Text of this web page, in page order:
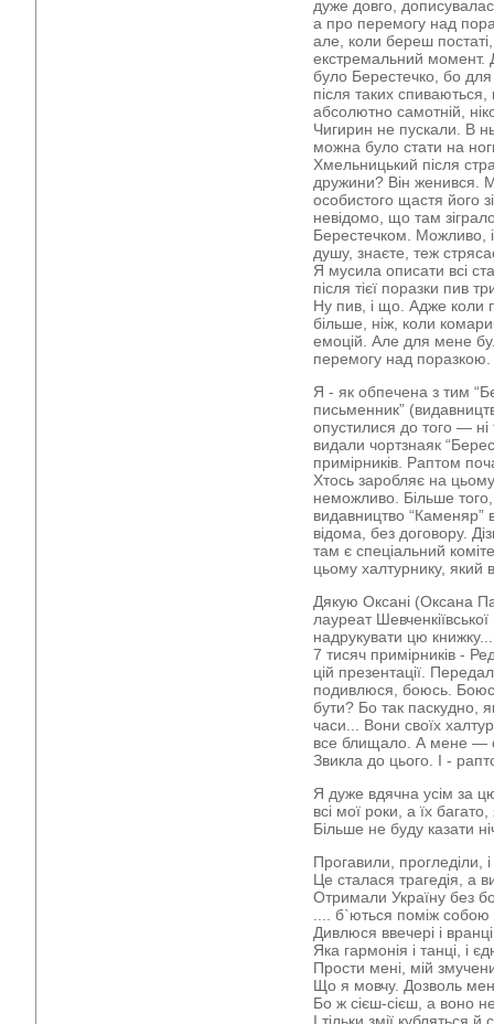
дуже довго,
а про перемогу над
але, коли береш
екстремальний момент.
було Берестечко, бо
після таких
абсолютно самотній,
Чигирин не пускали. В
можна було стати на
Хмельницький після
дружини? Він женився.
особистого щастя його
невідомо, що там
Берестечком. Можливо,
душу, знаєте, теж
Я мусила описати всі
після тієї поразки пив
Ну пив, і що. Адже коли
більше, ніж, коли
емоцій. Але для мене
перемогу над поразкою.
Я - як обпечена з тим
письменник”
опустилися до того —
видали чортзнаяк
примірників. Раптом
Хтось заробляє на
неможливо. Більше
видавництво “Каменяр”
відома, без договору.
там є спеціальний
цьому халтурнику, який
Дякую Оксані (Оксана
лауреат
надрукувати цю
7 тисяч примірників -
цій презентації.
подивлюся, боюсь.
бути? Бо так паскудно,
часи... Вони своїх
все блищало. А мене —
Звикла до цього. І -
Я дуже вдячна усім за
всі мої роки, а їх
Більше не буду казати
Прогавили, прогледіли,
Це сталася трагедія, а
Отримали Україну без
.... б`ються поміж собою
Дивлюся ввечері і
Яка гармонія і танці, і
Прости мені, мій
Що я мовчу. Дозволь
Бо ж сієш-сієш, а воно